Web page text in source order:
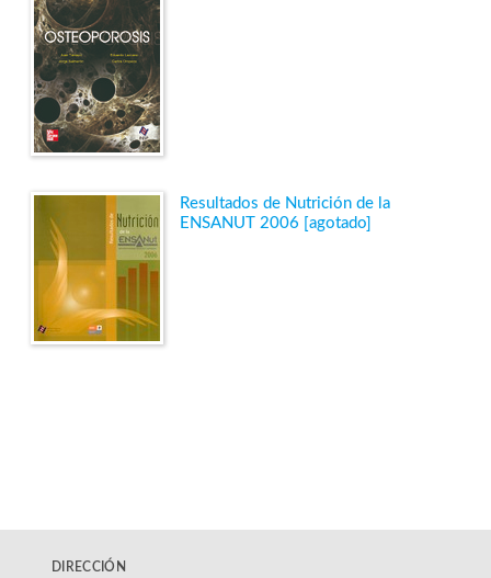
Resultados de Nutrición de la
ENSANUT 2006 [agotado]
DIRECCIÓN